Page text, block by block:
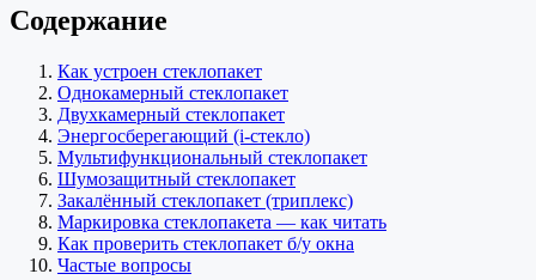
Содержание
Как устроен стеклопакет
Однокамерный стеклопакет
Двухкамерный стеклопакет
Энергосберегающий (i-стекло)
Мультифункциональный стеклопакет
Шумозащитный стеклопакет
Закалённый стеклопакет (триплекс)
Маркировка стеклопакета — как читать
Как проверить стеклопакет б/у окна
Частые вопросы